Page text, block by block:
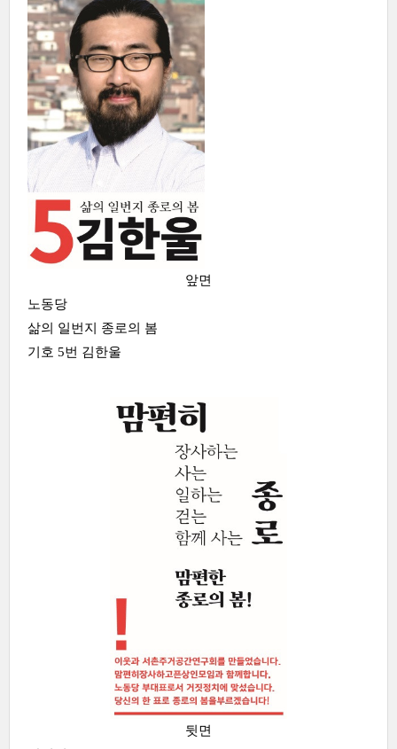
앞면
노동당
삶의 일번지 종로의 봄
기호 5번 김한울
뒷면